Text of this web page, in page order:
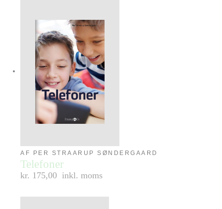
AF PER STRAARUP SØNDERGAARD
Telefoner
kr. 175,00 inkl. moms